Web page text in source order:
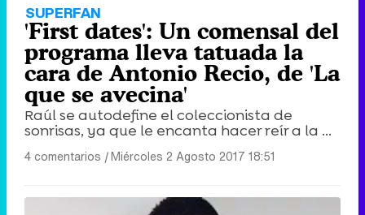
SUPERFAN
'First dates': Un comensal del
programa lleva tatuada la
cara de Antonio Recio, de 'La
que se avecina'
Raúl se autodefine el coleccionista de
sonrisas, ya que le encanta hacer reír a la ...
4 comentarios |Miércoles 2 Agosto 2017 18:51